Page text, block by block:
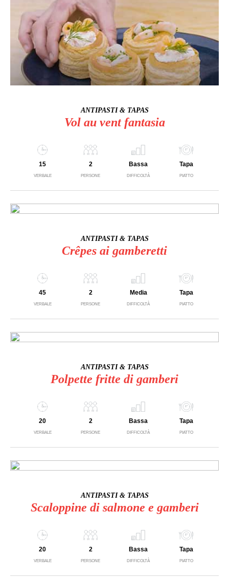
ANTIPASTI & TAPAS
Vol au vent fantasia
15
VERBALE
2
PERSONE
Bassa
DIFFICOLTÀ
Tapa
PIATTO
ANTIPASTI & TAPAS
Crêpes ai gamberetti
45
VERBALE
2
PERSONE
Media
DIFFICOLTÀ
Tapa
PIATTO
ANTIPASTI & TAPAS
Polpette fritte di gamberi
20
VERBALE
2
PERSONE
Bassa
DIFFICOLTÀ
Tapa
PIATTO
ANTIPASTI & TAPAS
Scaloppine di salmone e gamberi
20
VERBALE
2
PERSONE
Bassa
DIFFICOLTÀ
Tapa
PIATTO